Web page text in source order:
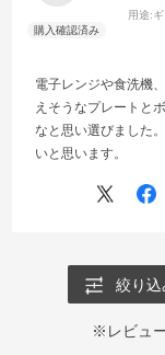
用途:
電子レンジや食洗機
えそうなプレートと
なと思い選びました
いと思います。
絞り込
※レビュ